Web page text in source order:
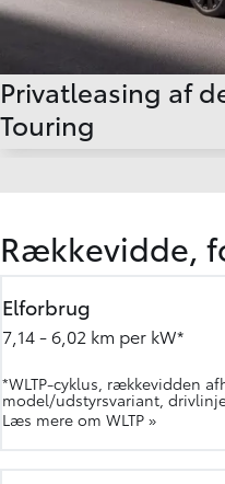
Privatleasing af
Touring
Rækkevidde,
Elforbrug
7,14 - 6,02 km per kW*
*WLTP-cyklus, rækkevidden
model/udstyrsvariant,
Læs mere om WLTP »